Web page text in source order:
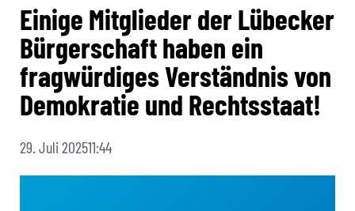
Einige Mitglieder der Lübecker
Bürgerschaft haben ein
fragwürdiges Verständnis von
Demokratie und Rechtsstaat!
29. Juli 202511:44